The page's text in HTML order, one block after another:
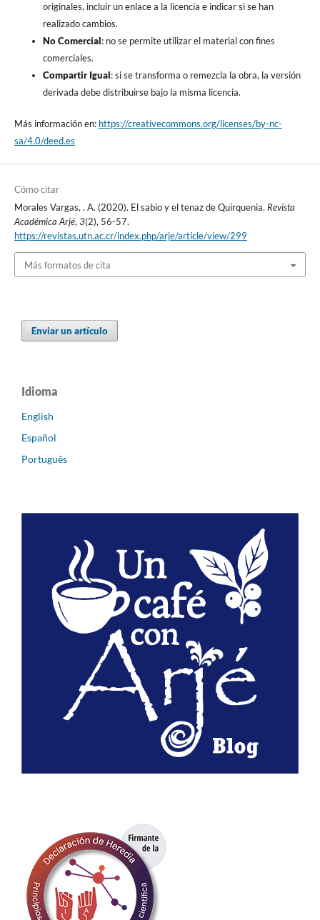
originales, incluir un enlace a la licencia e indicar si se han
realizado cambios.
No Comercial: no se permite utilizar el material con fines
comerciales.
Compartir Igual: si se transforma o remezcla la obra, la versión
derivada debe distribuirse bajo la misma licencia.
Más información en: https://creativecommons.org/licenses/by-nc-
sa/4.0/deed.es
Cómo citar
Morales Vargas, . A. (2020). El sabio y el tenaz de Quirquenia. Revista
Académica Arjé,3(2), 56-57.
https://revistas.utn.ac.cr/index.php/arje/article/view/299
Más formatos de cita
Enviar un artículo
Idioma
English
Español
Português